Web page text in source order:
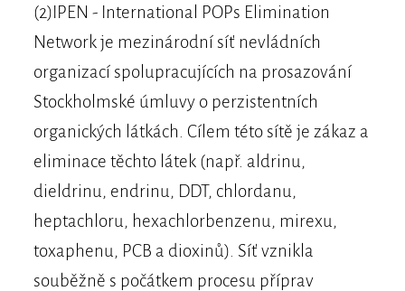
(2)IPEN - International POPs Elimination
Network je mezinárodní síť nevládních
organizací spolupracujících na prosazování
Stockholmské úmluvy o perzistentních
organických látkách. Cílem této sítě je zákaz a
eliminace těchto látek (např. aldrinu,
dieldrinu, endrinu, DDT, chlordanu,
heptachloru, hexachlorbenzenu, mirexu,
toxaphenu, PCB a dioxinů). Síť vznikla
souběžně s počátkem procesu příprav